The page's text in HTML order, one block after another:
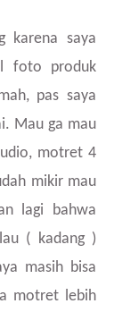
karena saya
foto produk
pas saya
Mau ga mau
motret 4
mikir mau
lagi bahwa
( kadang )
masih bisa
motret lebih